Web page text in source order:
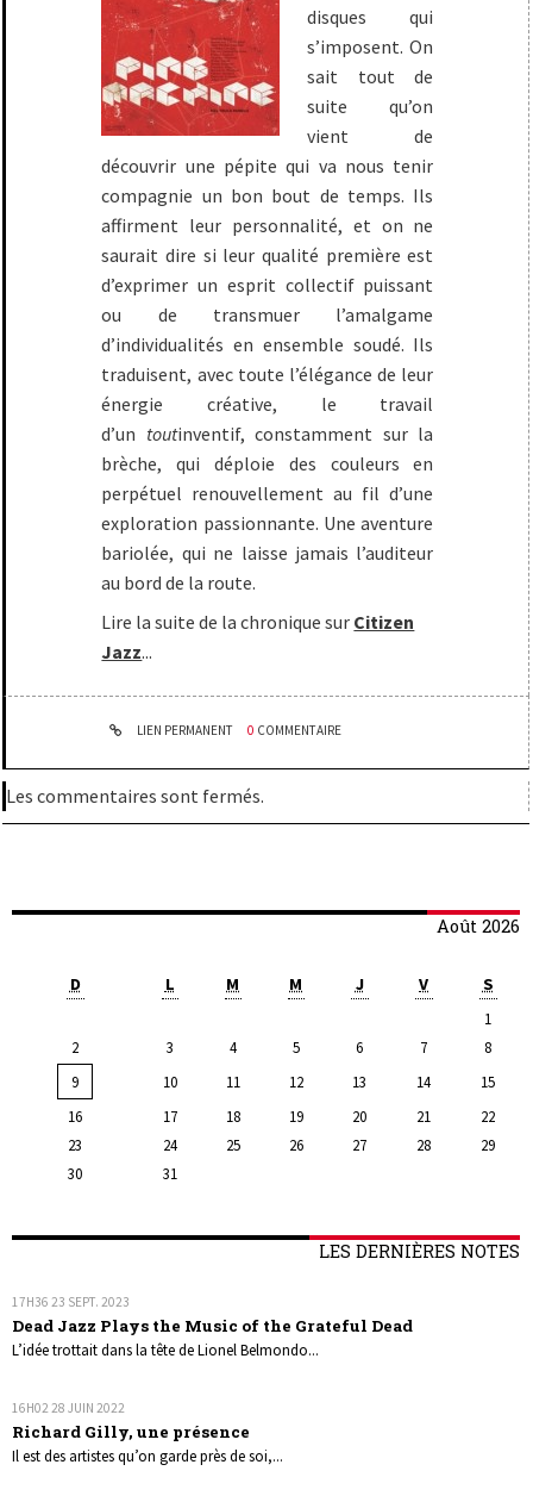
Août 2026
D L M M J V S
1
2
3 4 5 6 7
8
9
10 11 12 13 14
15
16
17 18 19 20 21
22
23
24 25 26 27 28
29
30
31
LES DERNIÈRES NOTES
17H36 23 SEPT. 2023
Dead Jazz Plays the Music of the Grateful Dead
L’idée trottait dans la tête de Lionel Belmondo...
16H02 28 JUIN 2022
Richard Gilly, une présence
Il est des artistes qu’on garde près de soi,...
disques qui
s’imposent. On
sait tout de
suite qu’on
vient de
découvrir une pépite qui va nous tenir
compagnie un bon bout de temps. Ils
affirment leur personnalité, et on ne
saurait dire si leur qualité première est
d’exprimer un esprit collectif puissant
ou de transmuer l’amalgame
d’individualités en ensemble soudé. Ils
traduisent, avec toute l’élégance de leur
énergie créative, le travail
d’un toutinventif, constamment sur la
brèche, qui déploie des couleurs en
perpétuel renouvellement au fil d’une
exploration passionnante. Une aventure
bariolée, qui ne laisse jamais l’auditeur
au bord de la route.
Lire la suite de la chronique sur Citizen
Jazz...
LIEN PERMANENT 0 COMMENTAIRE
Les commentaires sont fermés.